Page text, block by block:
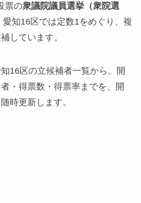
票の衆議院議員選挙（衆院選
愛知16区では定数1をめぐり、複
しています。
16区の立候補者一覧から、開
・得票数・得票率までを、開
時更新します。